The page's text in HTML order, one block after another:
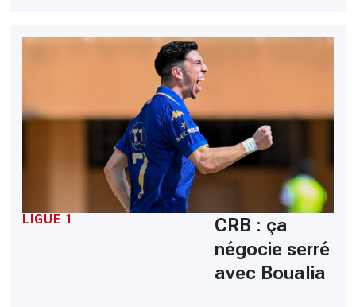
LIGUE 1
CRB : ça
négocie serré
avec Boualia